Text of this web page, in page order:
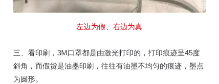
左边为假、右边为真
三、看印刷，3M口罩都是由激光打印的，打印痕迹呈45度
斜角，而假货是油墨印刷，往往有油墨不均匀的痕迹，墨点
为圆形。